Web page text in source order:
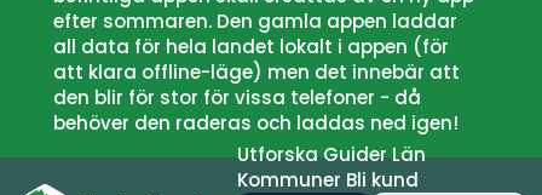
efter sommaren. Den gamla appen laddar
all data för hela landet lokalt i appen (för
att klara offline-läge) men det innebär att
den blir för stor för vissa telefoner - då
behöver den raderas och laddas ned igen!
UtforskaGuiderLän
Kommuner Bli kund